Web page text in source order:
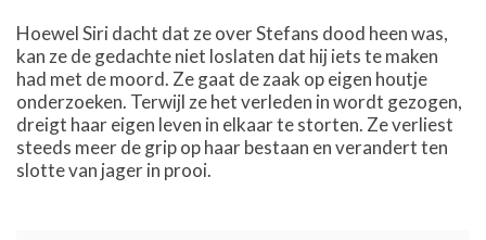
Hoewel Siri dacht dat ze over Stefans dood heen was,
kan ze de gedachte niet loslaten dat hij iets te maken
had met de moord. Ze gaat de zaak op eigen houtje
onderzoeken. Terwijl ze het verleden in wordt gezogen,
dreigt haar eigen leven in elkaar te storten. Ze verliest
steeds meer de grip op haar bestaan en verandert ten
slotte van jager in prooi.